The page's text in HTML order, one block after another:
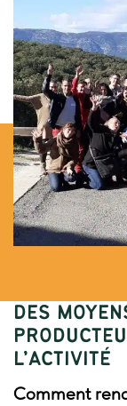
DES
L’ACTIVITÉ
Comment